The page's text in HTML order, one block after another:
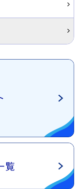
覧